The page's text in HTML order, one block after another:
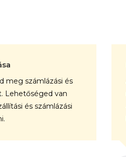
meg számlázási és
Lehetőséged van
és számlázási